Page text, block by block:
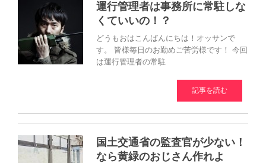
運行管理者は事務所に常駐しな
くていいの！？
どうもおはこんばんにちは！オッサンで
す。 皆様毎日のお勤めご苦労様です！ 今回
は運行管理者の常駐
記事を読む
国土交通省の監査官が少ない！
なら黄緑のおじさん作れよ